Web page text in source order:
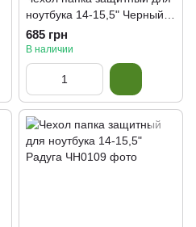
ноутбука 14-15,5" Черный
мрамор
685 грн
В наличии